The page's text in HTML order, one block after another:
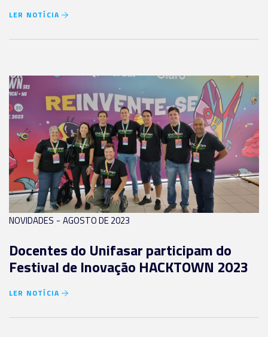
LER NOTÍCIA
NOVIDADES - AGOSTO DE 2023
Docentes do Unifasar participam do
Festival de Inovação HACKTOWN 2023
LER NOTÍCIA